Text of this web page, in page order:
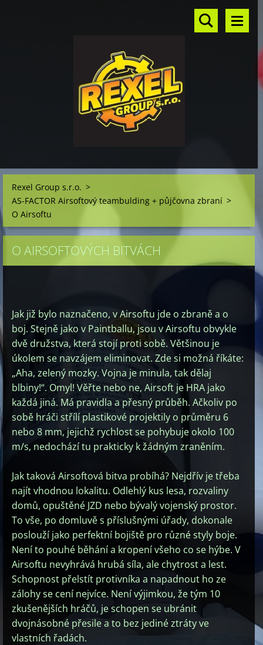
Rexel Group s.r.o. >
AS-FACTOR Airsoftový teambulding + půjčovna zbraní >
O Airsoftu
O AIRSOFTOVÝCH BITVÁCH
Jak již bylo naznačeno, v Airsoftu jde o zbraně a o
boj. Stejně jako v Paintballu, jsou v Airsoftu obvykle
dvě družstva, která stojí proti sobě. Většinou je
úkolem se navzájem eliminovat. Zde si možná říkáte:
„Aha, zelený mozky. Vojna je minula, tak dělaj
blbiny!“. Omyl! Věřte nebo ne, Airsoft je HRA jako
každá jiná. Má pravidla a přesný průběh. Ačkoliv po
sobě hráči střílí plastikové projektily o průměru 6
nebo 8 mm, jejichž rychlost se pohybuje okolo 100
m/s, nedochází tu prakticky k žádným zraněním.
Jak taková Airsoftová bitva probíhá? Nejdřív je třeba
najít vhodnou lokalitu. Odlehlý kus lesa, rozvaliny
domů, opuštěné JZD nebo bývalý vojenský prostor.
To vše, po domluvě s příslušnými úřady, dokonale
poslouží jako perfektní bojiště pro různé styly boje.
Není to pouhé běhání a kropení všeho co se hýbe. V
Airsoftu nevyhrává hrubá síla, ale chytrost a lest.
Schopnost přelstít protivníka a napadnout ho ze
zálohy se cení nejvíce. Není výjimkou, že tým 10
zkušenějších hráčů, je schopen se ubránit
dvojnásobné přesile a to bez jediné ztráty ve
vlastních řadách.